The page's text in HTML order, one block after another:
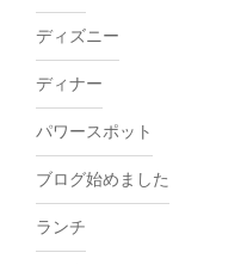
ディズニー
ディナー
パワースポット
ブログ始めました
ランチ